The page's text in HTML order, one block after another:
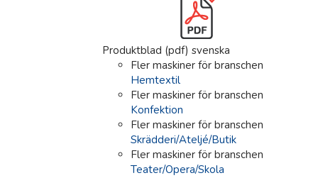
Produktblad (pdf) svenska
Fler maskiner för branschen
Hemtextil
Fler maskiner för branschen
Konfektion
Fler maskiner för branschen
Skrädderi/Ateljé/Butik
Fler maskiner för branschen
Teater/Opera/Skola